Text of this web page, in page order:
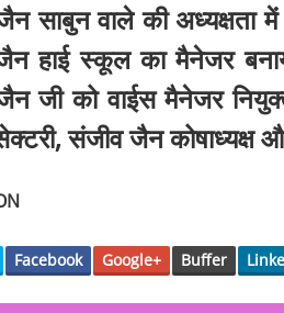
साबुन वाले की अध्यक्षता
हाई स्कूल का मैनेजर
जी को वाईस मैनेजर
संजीव जैन कोषाध्यक्ष
Facebook Google+ Buffer